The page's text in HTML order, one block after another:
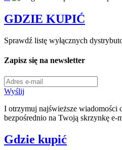
GDZIE KUPIĆ
Sprawdź listę wyłącznych
Zapisz się na newsletter
Wyślij
I otrzymuj najświeższe wiadomości
bezpośrednio na Twoją skrzynkę e-
Gdzie kupić